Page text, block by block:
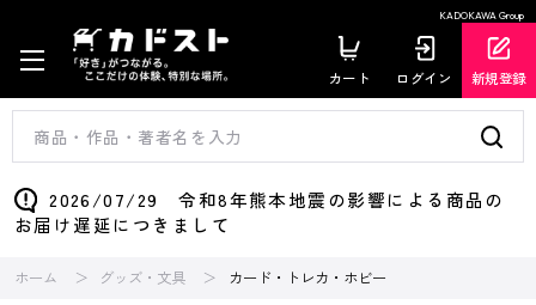
KADOKAWA Group
カート ログイン 新規登録
2026/07/29 令和8年熊本地震の影響による商品の
お届け遅延につきまして
ホーム グッズ・文具 カード・トレカ・ホビー